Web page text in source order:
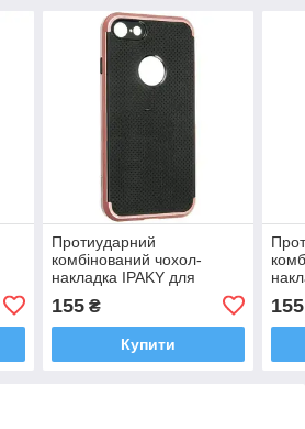
Протиударний
комбінований чохол-
накладка IPAKY для
рожевий
155₴
Купити
155